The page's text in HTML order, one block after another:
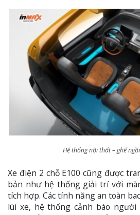
Hệ thống nội thất – ghế
Xe điện 2 chỗ E100 cũng được
bản như hệ thống giải trí với
tích hợp. Các tính năng an toàn
lùi xe, hệ thống cảnh báo người